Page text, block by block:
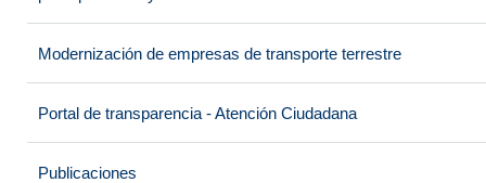
Modernización de empresas de transporte terrestre
Portal de transparencia - Atención Ciudadana
Publicaciones